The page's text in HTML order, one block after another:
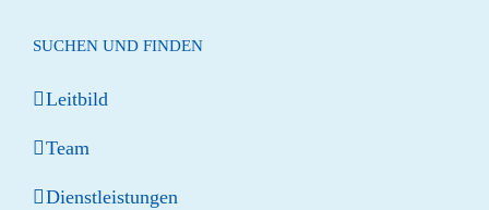
SUCHEN UND FINDEN
Leitbild
Team
Dienstleistungen